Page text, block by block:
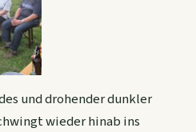
und drohender dunkler
wieder hinab ins